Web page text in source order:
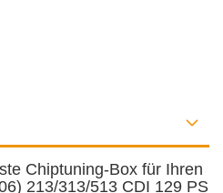
Chiptuning-Box für Ihren
213/313/513 CDI 129 PS